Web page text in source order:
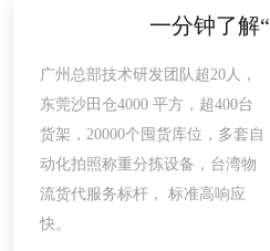
一分钟了解
广州总部技术研发团队超20人，
东莞沙田仓4000 平方，超400台
货架，20000个囤货库位，多套自
动化拍照称重分拣设备，台湾物
流货代服务标杆， 标准高响应
快。